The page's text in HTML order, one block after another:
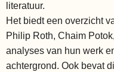
literatuur.
Het biedt een overzicht
Philip Roth, Chaim
analyses van hun werk
achtergrond. Ook bevat